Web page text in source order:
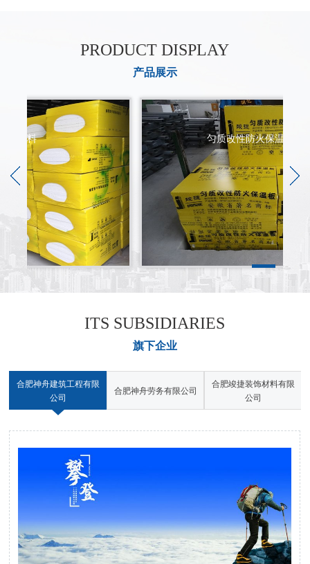
PRODUCT DISPLAY
产品展示
匀质改性防火保温板--成品
ITS SUBSIDIARIES
旗下企业
合肥神舟建筑工程有限
公司
合肥神舟劳务有限公司
合肥竣捷装饰材料有限
公司